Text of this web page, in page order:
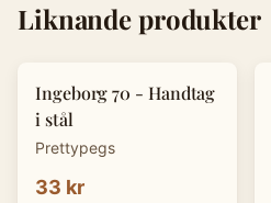
Liknande produkter
Ingeborg 70 - Handtag
i stål
Prettypegs
33 kr